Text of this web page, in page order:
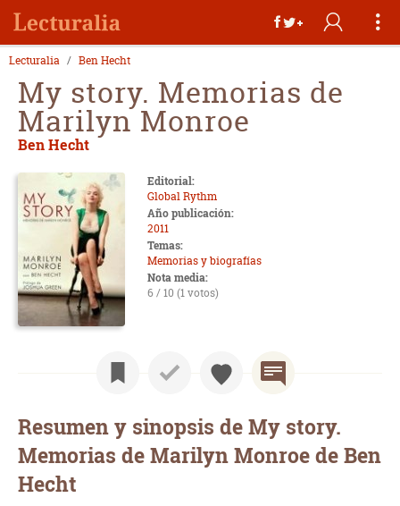
Lecturalia Ben Hecht
My story. Memorias de
Marilyn Monroe
Ben Hecht
Editorial:
Global Rythm
Año publicación:
2011
Temas:
Memorias y biografías
Nota media:
6 / 10 (1 votos)
Resumen y sinopsis de My story.
Memorias de Marilyn Monroe de Ben
Hecht